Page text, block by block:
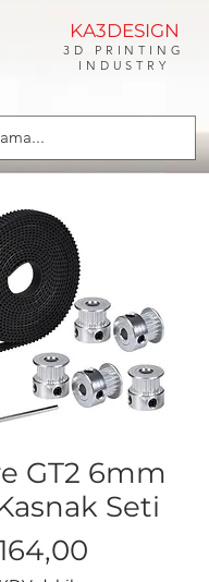
KA3DESIGN
3D PRINTING
INDUSTRY
GT2 6mm
Seti